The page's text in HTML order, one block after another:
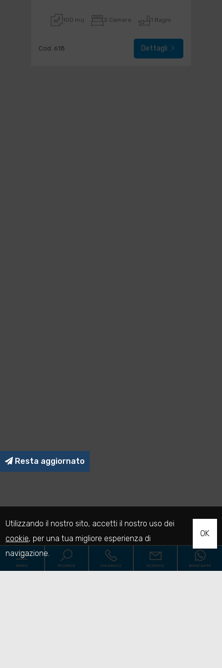
Resta aggiornato
100 mq 3 Camere 1 Bagni
Cod. 618 Dettagli
MENU RICERCA CHIAMACI SCRIVICI WHATSAPP
Utilizzando il nostro sito, accetti il nostro uso dei
cookie, per una tua migliore esperienza di
navigazione.
OK